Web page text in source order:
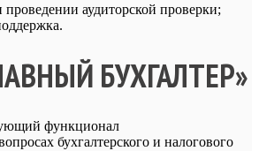
аудиторской проверки;
БУХГАЛТЕР»
функционал
бухгалтерского и налогового